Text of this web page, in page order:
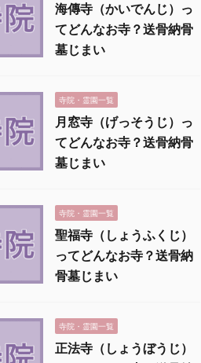
海傳寺（かいでんじ）っ
てどんなお寺？送骨納骨
墓じまい
寺院・霊園一覧
月窓寺（げっそうじ）っ
てどんなお寺？送骨納骨
墓じまい
寺院・霊園一覧
聖福寺（しょうふくじ）
ってどんなお寺？送骨納
骨墓じまい
寺院・霊園一覧
正法寺（しょうぼうじ）